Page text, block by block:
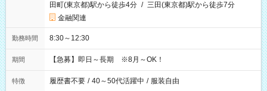
田町(東京都)駅から徒歩4分 / 三田(東京都)駅から徒歩7分
金融関連
勤務時間 8:30～12:30
期間 【急募】即日～長期 ※8月～OK！
特徴 履歴書不要 / 40～50代活躍中 / 服装自由